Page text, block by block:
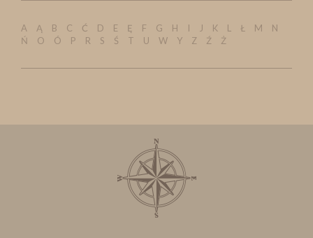
A Ą B C Ć D E Ę F G H I J K L Ł M N
Ń O Ó P R S Ś T U W Y Z Ź Ż